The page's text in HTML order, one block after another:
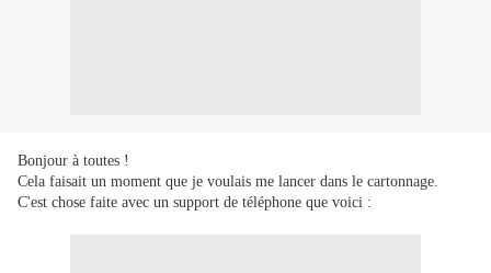
Bonjour à toutes !
Cela faisait un moment que je voulais me lancer dans le cartonnage.
C'est chose faite avec un support de téléphone que voici :